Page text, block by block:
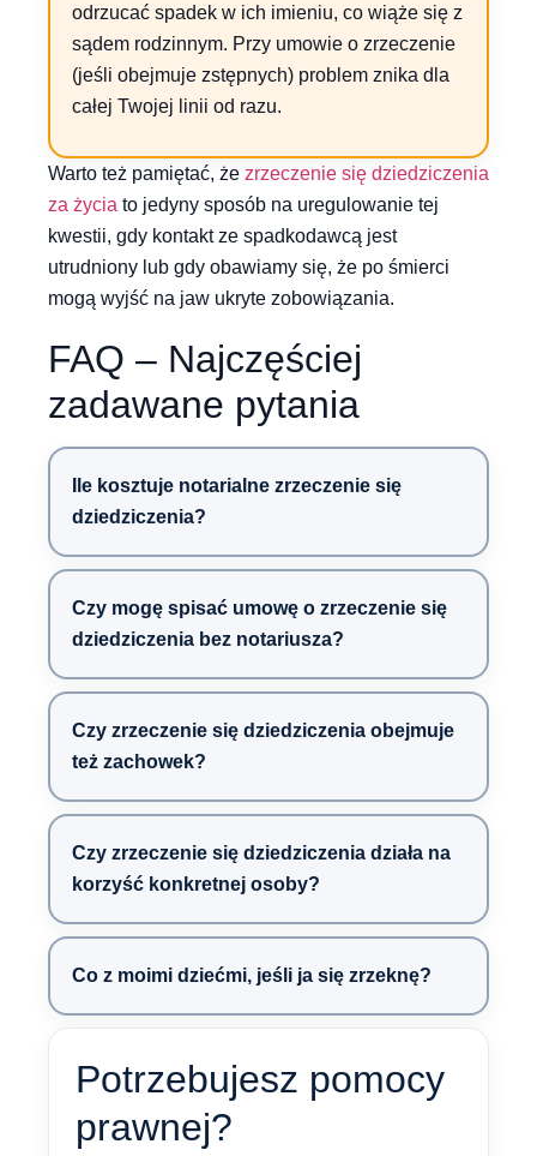
odrzucać spadek w ich imieniu, co wiąże się z
sądem rodzinnym. Przy umowie o zrzeczenie
(jeśli obejmuje zstępnych) problem znika dla
całej Twojej linii od razu.
Warto też pamiętać, że zrzeczenie się dziedziczenia
za życia to jedyny sposób na uregulowanie tej
kwestii, gdy kontakt ze spadkodawcą jest
utrudniony lub gdy obawiamy się, że po śmierci
mogą wyjść na jaw ukryte zobowiązania.
FAQ – Najczęściej
zadawane pytania
Ile kosztuje notarialne zrzeczenie się
dziedziczenia?
Czy mogę spisać umowę o zrzeczenie się
dziedziczenia bez notariusza?
Czy zrzeczenie się dziedziczenia obejmuje
też zachowek?
Czy zrzeczenie się dziedziczenia działa na
korzyść konkretnej osoby?
Co z moimi dziećmi, jeśli ja się zrzeknę?
Potrzebujesz pomocy
prawnej?